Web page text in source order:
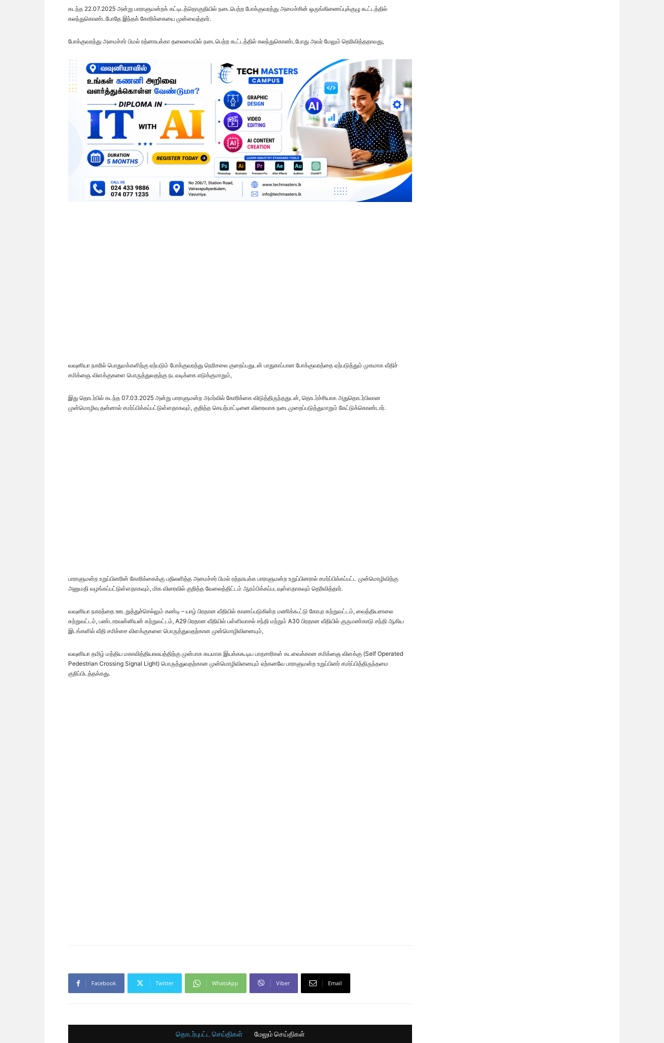
கடந்த 22.07.2025 அன்று பாராளுமன்றக் கட்டிடத்தொகுதியில் நடைபெற்ற போக்குவரத்து அமைச்சின் ஒருங்கிணைப்புக்குழு கூட்டத்தில்
கலந்துகொண்டபோதே இந்தக் கோரிக்கையை முன்வைத்தார்.
போக்குவரத்து அமைச்சர் பிமல் ரத்னாயக்கா தலைமையில் நடைபெற்ற கூட்டத்தில் கலந்துகொண்டபோது அவர் மேலும் தெரிவித்ததாவது,
வவுனியா நகரில் பொதுமக்களிற்கு ஏற்படும் போக்குவரத்து நெரிசலை குறைப்பதுடன் பாதுகாப்பான போக்குவரத்தை ஏற்படுத்தும் முகமாக வீதிச்
சமிக்ஞை விளக்குகளை பொருத்துவதற்கு நடவடிக்கை எடுக்குமாறும்,
இது தொடர்பில் கடந்த 07.03.2025 அன்று பாராளுமன்ற அமர்வில் கோரிக்கை விடுத்திருந்ததுடன், தொடர்ச்சியாக அதுதொடர்பிலான
முன்மொழிவு தன்னால் சமர்ப்பிக்கப்பட்டுள்ளதாகவும், குறித்த செயற்பாட்டினை விரைவாக நடைமுறைப்படுத்துமாறும் கேட்டுக்கொண்டார்.
பாராளுமன்ற உறுப்பினரின் கோரிக்கைக்கு பதிலளித்த அமைச்சர் பிமல் ரத்நாயக்க பாராளுமன்ற உறுப்பினரால் சமர்ப்பிக்கப்பட்ட முன்மொழிவிற்கு
அனுமதி வழங்கப்பட்டுள்ளதாகவும், மிக விரைவில் குறித்த வேலைத்திட்டம் ஆரம்பிக்கப்படவுள்ளதாகவும் தெரிவித்தார்.
வவுனியா நகரத்தை ஊடறுத்துச்செல்லும் கண்டி – யாழ் பிரதான வீதியில் காணப்படுகின்ற மணிக்கூட்டு கோபுர சுற்றுவட்டம், வைத்தியசாலை
சுற்றுவட்டம், பண்டாரவன்னியன் சுற்றுவட்டம், A29 பிரதான வீதியில் பள்ளிவாசல் சந்தி மற்றும் A30 பிரதான வீதியில் குருமண்காடு சந்தி ஆகிய
இடங்களில் வீதி சமிச்சை விளக்குகளை பொருத்துவதற்கான முன்மொழிவினையும்,
வவுனியா தமிழ் மத்திய மகாவித்தியாலயத்திற்கு முன்பாக சுயமாக இயக்ககூடிய பாதசாரிகள் கடவைக்கான சமிக்ஞை விளக்கு (Self Operated
Pedestrian Crossing Signal Light) பொருத்துவதற்கான முன்மொழிவினையும் ஏற்கனவே பாராளுமன்ற உறுப்பினர் சமர்ப்பித்திருந்தமை
குறிப்பிடத்தக்கது.
Facebook Twitter WhatsApp Viber Email
தொடர்புபட்ட செய்திகள் மேலும் செய்திகள்